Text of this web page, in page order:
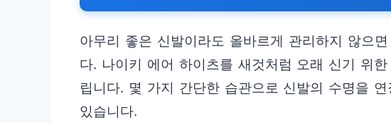
아무리 좋은 신발이라도 올바르게 관리하지 않으
다. 나이키 에어 하이츠를 새것처럼 오래 신기 위
립니다. 몇 가지 간단한 습관으로 신발의 수명을
있습니다.